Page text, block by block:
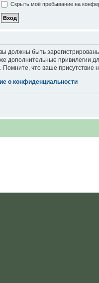
Скрыть моё пребывание на
должны быть
дополнительные привилегии
что ваше присутствие
о конфиденциальности